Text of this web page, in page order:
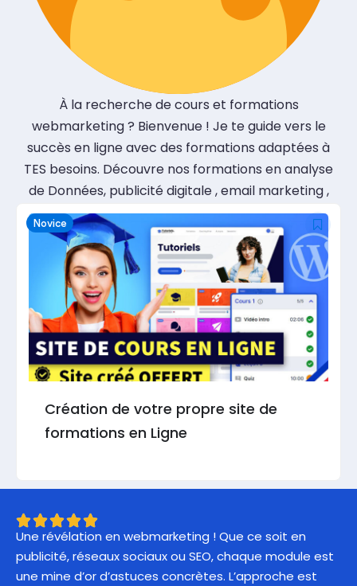
À la recherche de cours et formations
webmarketing ? Bienvenue ! Je te guide vers le
succès en ligne avec des formations adaptées à
TES besoins. Découvre nos formations en analyse
de Données, publicité digitale , email marketing ,
réseaux sociaux et SEO .Lance-toi maintenant !
Novice
Création de votre propre site de
formations en Ligne
Une révélation en webmarketing ! Que ce soit en
publicité, réseaux sociaux ou SEO, chaque module est
une mine d’or d’astuces concrètes. L’approche est